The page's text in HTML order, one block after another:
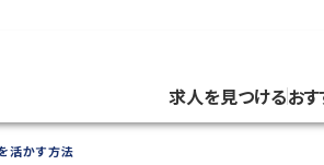
求人を見つけるお
活かす方法